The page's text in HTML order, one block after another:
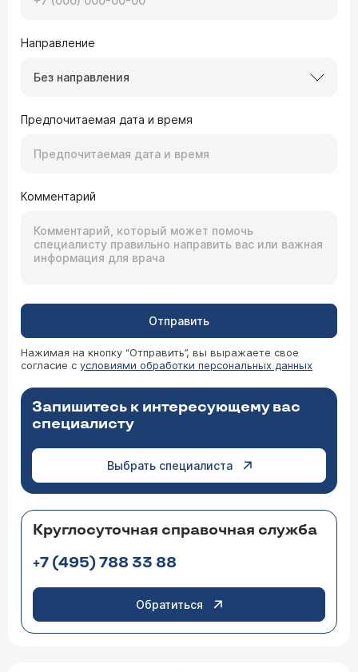
Направление
Без направления
Предпочитаемая дата и время
Комментарий
Отправить
Нажимая на кнопку “Отправить”, вы выражаете свое
согласие с условиями обработки персональных данных
Запишитесь к интересующему вас
специалисту
Выбрать специалиста
Круглосуточная справочная служба
+7 (495) 788 33 88
Обратиться